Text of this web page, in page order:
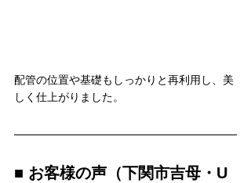
配管の位置や基礎もしっかりと再利用し、美
しく仕上がりました。
■ お客様の声（下関市吉母・U